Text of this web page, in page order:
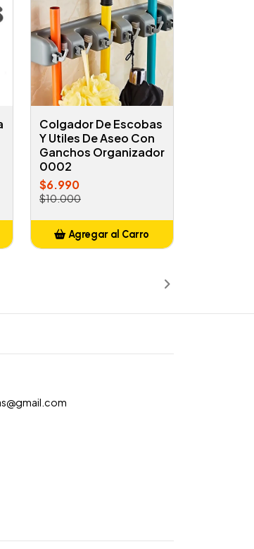
Colgador De Escobas
Y Utiles De Aseo Con
Ganchos Organizador
0002
$6.990
$10.000
Agregar al Carro